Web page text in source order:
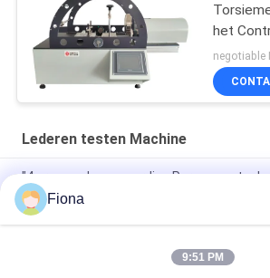
het
NM
negotiable
Lederen testen Machine
"4 groepen hoogwaardige Permeameter
Machine voor Raw Material Uppers, 6 Digit
"LCD-testmachine voor flexiometerleer
"SATRA TM171 topkwaliteit Flexing
Fiona
9:51 PM